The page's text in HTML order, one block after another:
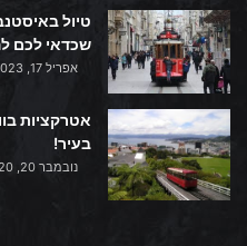
טיול
שכדאי לכם
אפריל 17, 2023
בעיר!
נובמבר 20, 2020